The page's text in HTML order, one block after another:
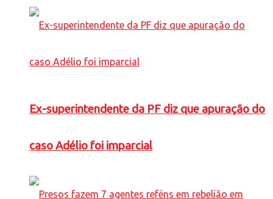
Ex-superintendente da PF diz que apuração do
caso Adélio foi imparcial